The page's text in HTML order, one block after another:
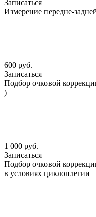
Записаться
Измерение передне-
600 руб.
Записаться
Подбор очковой
)
1 000 руб.
Записаться
Подбор очковой
в условиях